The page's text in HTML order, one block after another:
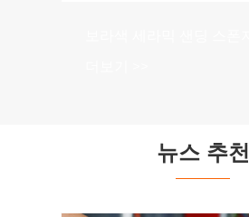
뉴스 추천